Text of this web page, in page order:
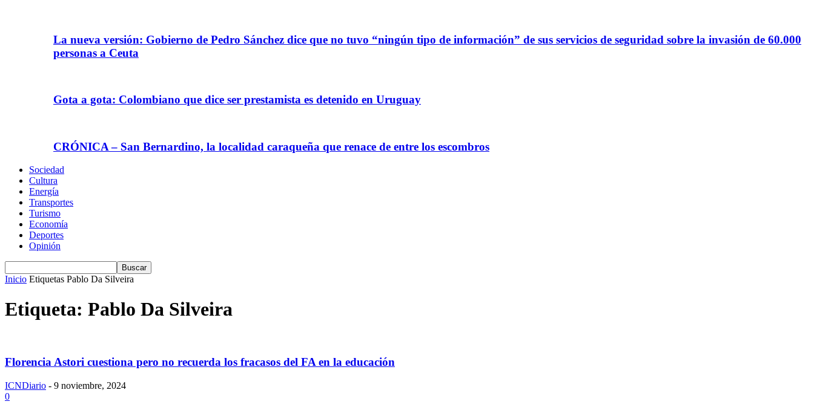
La nueva versión: Gobierno de Pedro Sánchez dice que no tuvo “ningún tipo de información” de sus servicios de seguridad sobre la invasión de 60.000
personas a Ceuta
Gota a gota: Colombiano que dice ser prestamista es detenido en Uruguay
CRÓNICA – San Bernardino, la localidad caraqueña que renace de entre los escombros
Sociedad
Cultura
Energía
Transportes
Turismo
Economía
Deportes
Opinión
Inicio Etiquetas Pablo Da Silveira
Etiqueta: Pablo Da Silveira
Florencia Astori cuestiona pero no recuerda los fracasos del FA en la educación
ICNDiario - 9 noviembre, 2024
0